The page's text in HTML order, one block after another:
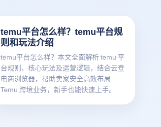
temu平台怎么样？temu平台规
则和玩法介绍
temu平台怎么样？本文全面解析 temu 平
台规则、核心玩法及运营逻辑，结合云登
电商浏览器，帮助卖家安全高效布局
Temu 跨境业务，新手也能快速上手。